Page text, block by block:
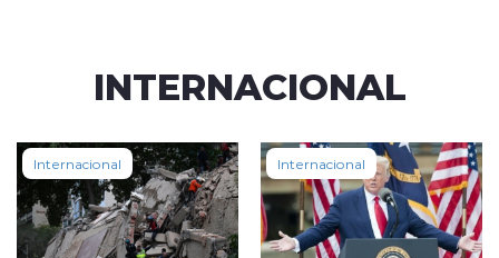
INTERNACIONAL
Internacional Internacional